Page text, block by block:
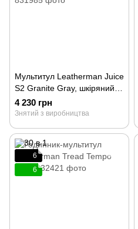
Мультитул Leatherman Juice
S2 Granite Gray, шкіряний
чохол, подарункова коробка
831985
4 230 грн
Знятий з виробництва
6
6